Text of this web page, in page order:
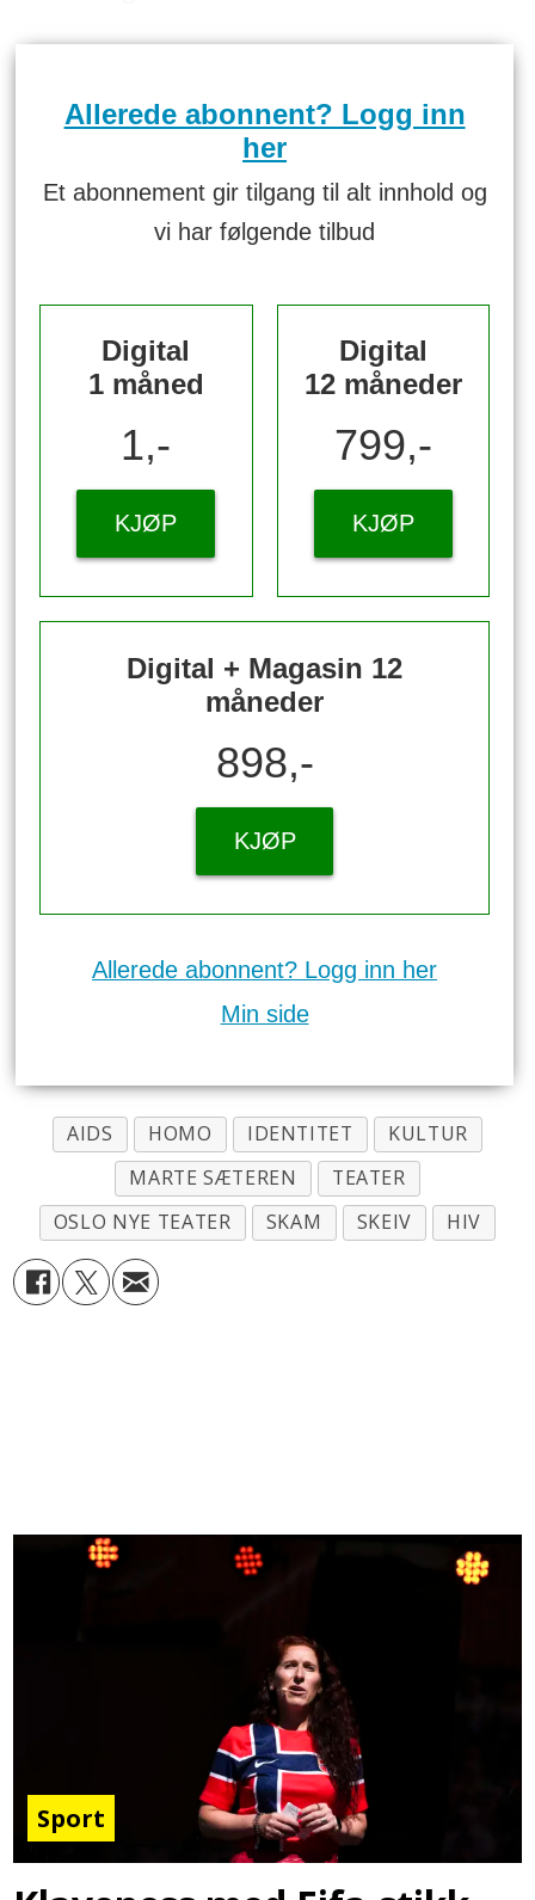
Allerede abonnent? Logg inn
her
Et abonnement gir tilgang til alt innhold og
vi har følgende tilbud
Digital
1 måned
1,-
KJØP
Digital
12 måneder
799,-
KJØP
Digital + Magasin 12
måneder
898,-
KJØP
Allerede abonnent? Logg inn her
Min side
AIDS HOMO IDENTITET
KULTUR
MARTE SÆTEREN
TEATER
OSLO NYE TEATER
SKAM SKEIV HIV
Sport